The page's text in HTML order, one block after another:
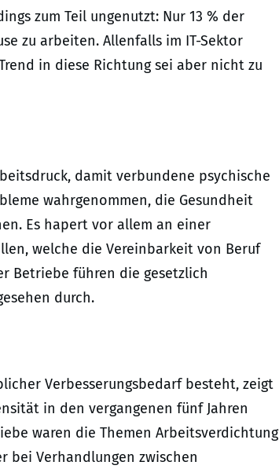
zum Teil ungenutzt: Nur 13 % der
zu arbeiten. Allenfalls im IT-Sektor
in diese Richtung sei aber nicht zu
damit verbundene psychische
wahrgenommen, die Gesundheit
Es hapert vor allem an einer
welche die Vereinbarkeit von Beruf
Betriebe führen die gesetzlich
durch.
Verbesserungsbedarf besteht, zeigt
in den vergangenen fünf Jahren
waren die Themen Arbeitsverdichtung
bei Verhandlungen zwischen